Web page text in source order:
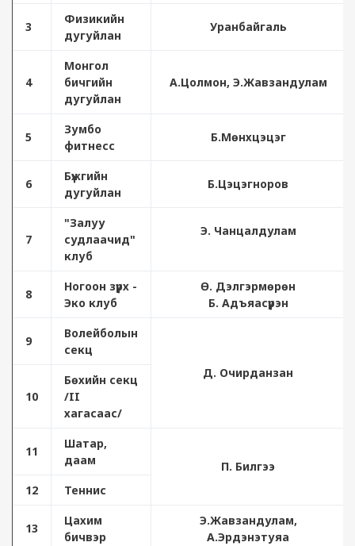
3
Физикийн
дугуйлан
Уранбайгаль
4
Монгол
бичгийн
дугуйлан
А.Цолмон, Э.Жавзандулам
5
Зумбо
фитнесс
Б.Мөнхцэцэг
6
Бүжгийн
дугуйлан
Б.Цэцэгноров
7
"Залуу
судлаачид"
клуб
Э. Чанцалдулам
8
Ногоон зүрх -
Эко клуб
Ө. Дэлгэрмөрөн
Б. Адъяасүрэн
9
Волейболын
секц
Д. Очирданзан
10
Бөхийн секц
/II
хагасаас/
11
Шатар,
даам
П. Билгээ
12
Теннис
13
Цахим
бичвэр
Э.Жавзандулам,
А.Эрдэнэтуяа